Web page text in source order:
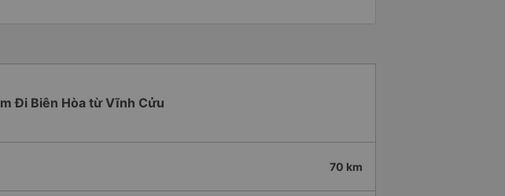
Đi Biên Hòa từ Vĩnh Cửu
70 km